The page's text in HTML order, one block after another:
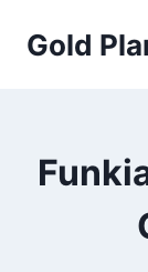
Gold